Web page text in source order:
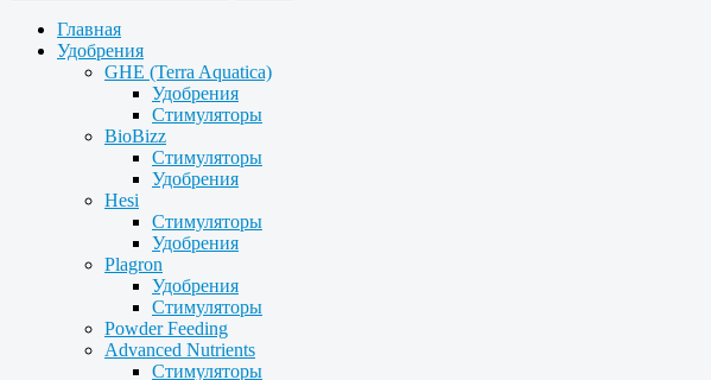
Главная
Удобрения
GHE (Terra Aquatica)
Удобрения
Стимуляторы
BioBizz
Стимуляторы
Удобрения
Hesi
Стимуляторы
Удобрения
Plagron
Удобрения
Стимуляторы
Powder Feeding
Advanced Nutrients
Стимуляторы